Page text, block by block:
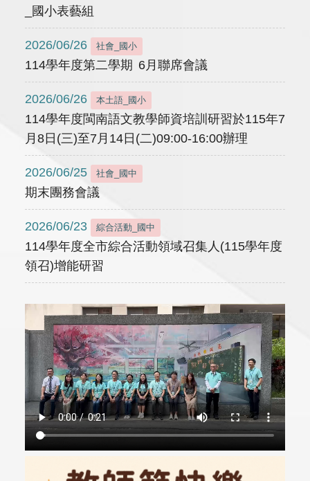
_國小表藝組
2026/06/26 社會_國小
114學年度第二學期 6月聯席會議
2026/06/26 本土語_國小
114學年度閩南語文教學師資培訓研習於115年7
月8日(三)至7月14日(二)09:00-16:00辦理
2026/06/25 社會_國中
期末團務會議
2026/06/23 綜合活動_國中
114學年度全市綜合活動領域召集人(115學年度
領召)增能研習